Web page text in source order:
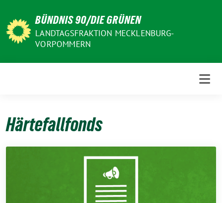
zum
Inhalt
BÜNDNIS 90/DIE GRÜNEN
LANDTAGSFRAKTION MECKLENBURG-
VORPOMMERN
Härtefallfonds